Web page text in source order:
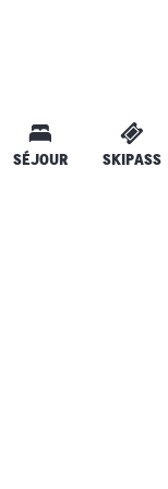
SÉJOUR SKIPASS